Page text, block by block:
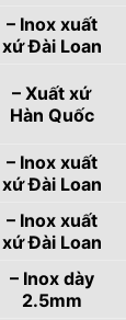
– Inox xuất
xứ Đài Loan
– Xuất xứ
Hàn Quốc
– Inox xuất
xứ Đài Loan
– Inox xuất
xứ Đài Loan
– Inox dày
2.5mm